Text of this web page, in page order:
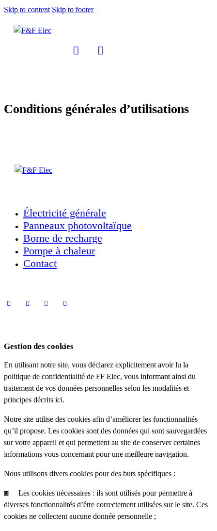
Skip to content Skip to footer
Conditions générales d’utilisations
Électricité générale
Panneaux photovoltaïque
Borne de recharge
Pompe à chaleur
Contact
Gestion des cookies
En utilisant notre site, vous déclarez explicitement avoir lu la
politique de confidentialité de FF Elec, vous informant ainsi du
traitement de vos données personnelles selon les modalités et
principes décrits ici.
Notre site utilise des cookies afin d’améliorer les fonctionnalités
qu’il propose. Les cookies sont des données qui sont sauvegardées
sur votre appareil et qui permettent au site de conserver certaines
informations vous concernant pour une meilleure navigation.
Nous utilisons divers cookies pour des buts spécifiques :
◙ Les cookies nécessaires : ils sont utilisés pour permettre à
diverses fonctionnalités d’être correctement utilisées sur le site. Ces
cookies ne collectent aucune donnée personnelle ;